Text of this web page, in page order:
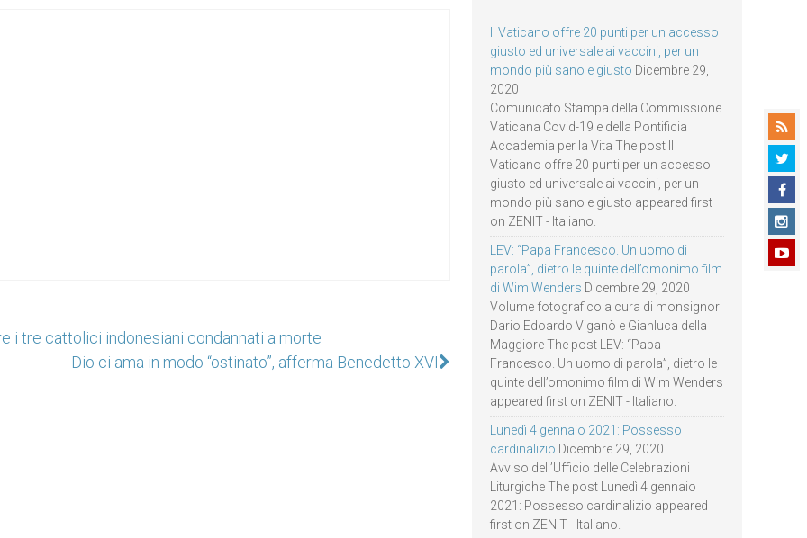
i tre cattolici indonesiani condannati a morte
Dio ci ama in modo “ostinato”, afferma Benedetto XVI
Il Vaticano offre 20 punti per un accesso
giusto ed universale ai vaccini, per un
mondo più sano e giusto Dicembre 29,
2020
Comunicato Stampa della Commissione
Vaticana Covid-19 e della Pontificia
Accademia per la Vita The post Il
Vaticano offre 20 punti per un accesso
giusto ed universale ai vaccini, per un
mondo più sano e giusto appeared first
on ZENIT - Italiano.
LEV: “Papa Francesco. Un uomo di
parola”, dietro le quinte dell’omonimo film
di Wim Wenders Dicembre 29, 2020
Volume fotografico a cura di monsignor
Dario Edoardo Viganò e Gianluca della
Maggiore The post LEV: “Papa
Francesco. Un uomo di parola”, dietro le
quinte dell’omonimo film di Wim Wenders
appeared first on ZENIT - Italiano.
Lunedì 4 gennaio 2021: Possesso
cardinalizio Dicembre 29, 2020
Avviso dell’Ufficio delle Celebrazioni
Liturgiche The post Lunedì 4 gennaio
2021: Possesso cardinalizio appeared
first on ZENIT - Italiano.